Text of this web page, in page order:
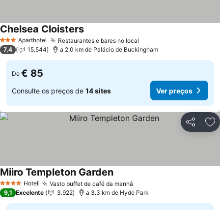
3 EstrelasAparthotel Restaurantes e bares no local
Chelsea Cloisters
7,4 15.544 a 2.0 km de Palácio de Buckingham
De € 85
Consulte os preços de 14 sites Ver preços
Partilhar
4 EstrelasHotel Vasto buffet de café da manhã
Miiro Templeton Garden
9,1 Excelente 3.922 a 3.3 km de Hyde Park